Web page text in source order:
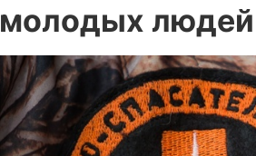
молодых